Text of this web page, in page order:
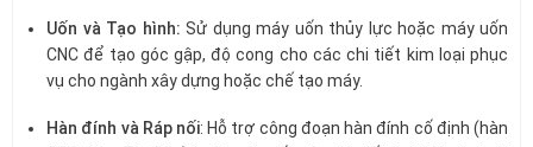
Uốn và Tạo hình:Sử dụng máy uốn thủy lực hoặc máy uốn
CNC để tạo góc gập, độ cong cho các chi tiết kim loại phục
vụ cho ngành xây dựng hoặc chế tạo máy.
Hàn đính và Ráp nối: Hỗ trợ công đoạn hàn đính cố định (hàn